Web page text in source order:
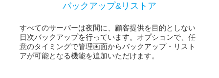
バックアップ&リストア
すべてのサーバーは夜間に、顧客提供を目的としない
日次バックアップを行っています。オプションで、任
意のタイミングで管理画面からバックアップ・リスト
アが可能となる機能を追加いただけます。